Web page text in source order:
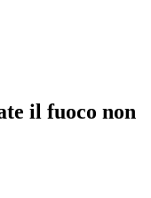
il fuoco non